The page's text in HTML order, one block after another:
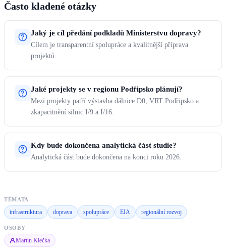
Často kladené otázky
Jaký je cíl předání podkladů Ministerstvu dopravy?
Cílem je transparentní spolupráce a kvalitnější příprava
projektů.
Jaké projekty se v regionu Podřipsko plánují?
Mezi projekty patří výstavba dálnice D0, VRT Podřipsko a
zkapacitnění silnic I/9 a I/16.
Kdy bude dokončena analytická část studie?
Analytická část bude dokončena na konci roku 2026.
TÉMATA
infrastruktura doprava spolupráce EIA regionální rozvoj
OSOBY
Martin Klečka